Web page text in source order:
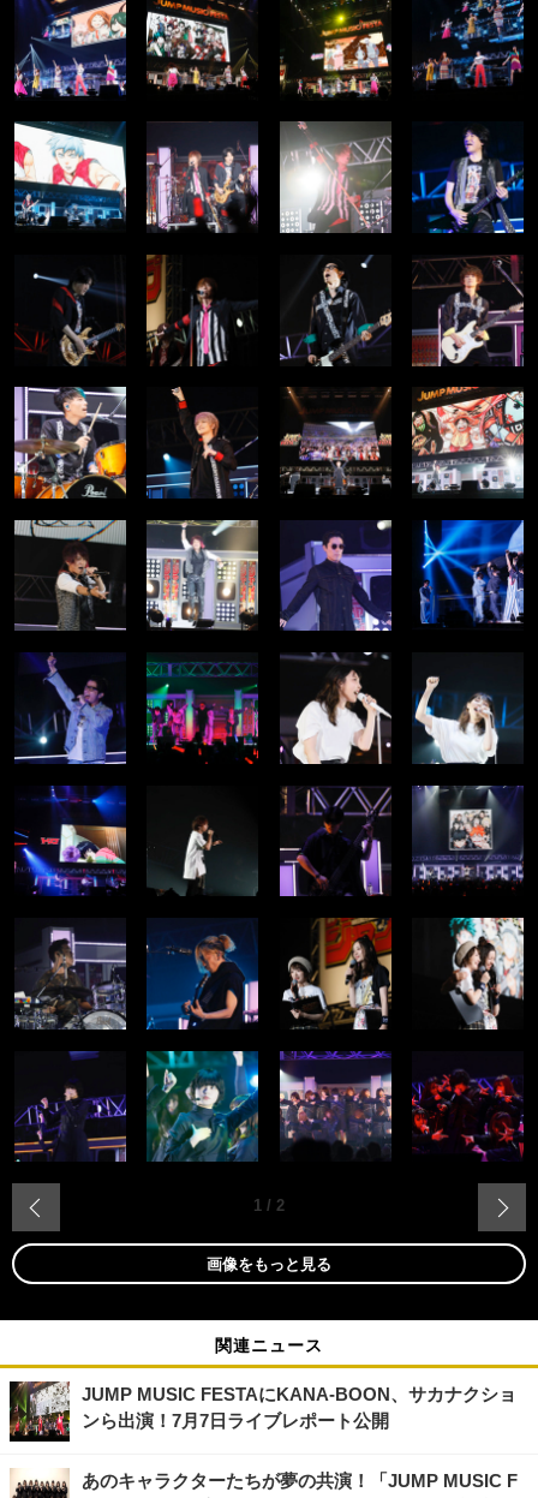
1 / 2
画像をもっと見る
関連ニュース
JUMP MUSIC FESTAにKANA-BOON、サカナクショ
ンら出演！7月7日ライブレポート公開
あのキャラクターたちが夢の共演！「JUMP MUSIC F